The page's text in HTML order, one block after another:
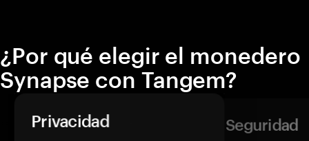
¿Por qué elegir el monedero
Synapse con Tangem?
Privacidad Seguridad